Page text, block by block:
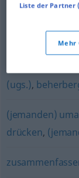
aufnehmen,
(ugs.),
(jemanden)
drücken,
Liste der Partner
Mehr